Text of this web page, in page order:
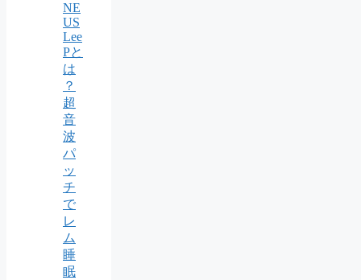
NE
US
Lee
Pと
は
？
超
音
波
パ
ッ
チ
で
レ
ム
睡
眠